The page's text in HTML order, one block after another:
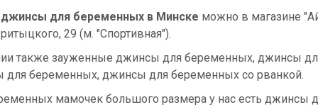
джинсы для беременных в Минске можно в магазине
29 (м. "Спортивная").
также зауженные джинсы для беременных, джинсы
для беременных, джинсы для беременных со рванкой.
мамочек большого размера у нас есть джинсы